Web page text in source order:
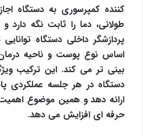
کننده کمپرسوری به دستگاه
طولانی، دما را ثابت نگه دارد
پردازشگر داخلی دستگاه توانایی
اساس نوع پوست و ناحیه
بینی تر می کند. این ترکیب
دستگاه در هر جلسه عملکردی
ارائه دهد و همین موضوع
حرفه ای افزایش می دهد.